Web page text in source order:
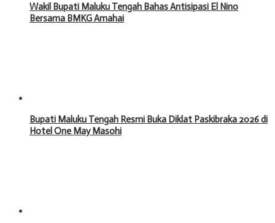
Wakil Bupati Maluku Tengah Bahas Antisipasi El Nino
Bersama BMKG Amahai
Bupati Maluku Tengah Resmi Buka Diklat Paskibraka 2026 di
Hotel One May Masohi